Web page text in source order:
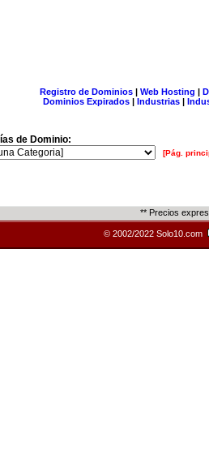
Registro de Dominios| Web Hosting |
Dominios Expirados | Industrias |
de Dominio:
[Pág.
** Precios
© 2002/2022 Solo10.com